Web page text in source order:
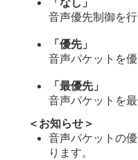
「なし」
音声優先制御を行
「優先」
音声パケットを優
「最優先」
音声パケットを
＜お知らせ＞
音声パケットの
ります。